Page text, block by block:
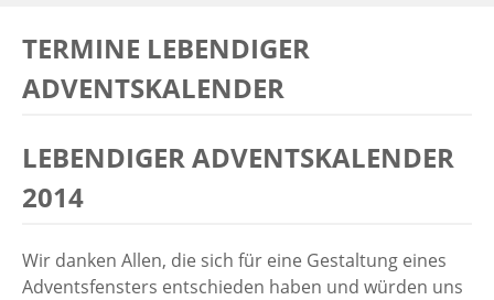
TERMINE LEBENDIGER
ADVENTSKALENDER
LEBENDIGER ADVENTSKALENDER
2014
Wir danken Allen, die sich für eine Gestaltung eines
Adventsfensters entschieden haben und würden uns